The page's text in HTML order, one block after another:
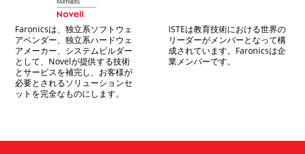
Faronicsは、独立系ソフトウェ
アベンダー、独立系ハードウェ
アメーカー、システムビルダー
として、Novelが提供する技術
とサービスを補完し、お客様が
必要とされるソリューションセ
ットを完全なものにします。
ISTEは教育技術における世界の
リーダーがメンバーとなって構
成されています。Faronicsは企
業メンバーです。